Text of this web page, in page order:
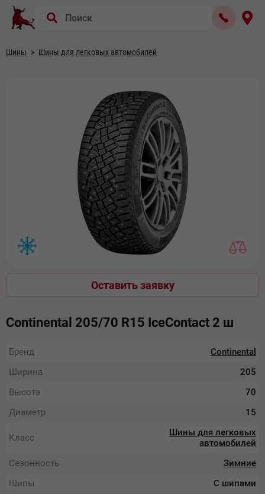
Шины Шины для легковых автомобилей
Оставить заявку
Continental 205/70 R15 IceContact 2 ш
Бренд
Continental
Ширина
205
Высота
70
Диаметр
15
Класс
Шины для легковых
автомобилей
Сезонность
Зимние
Шипы
С шипами